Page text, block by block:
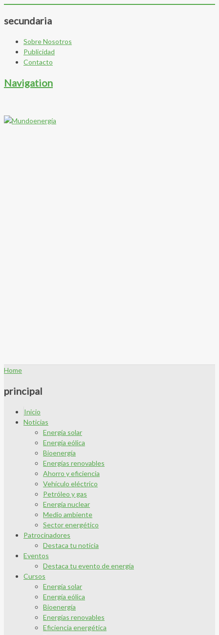
secundaria
Sobre Nosotros
Publicidad
Contacto
Navigation
Home
principal
Inicio
Noticias
Energía solar
Energía eólica
Bioenergía
Energías renovables
Ahorro y eficiencia
Vehículo eléctrico
Petróleo y gas
Energía nuclear
Medio ambiente
Sector energético
Patrocinadores
Destaca tu noticia
Eventos
Destaca tu evento de energía
Cursos
Energía solar
Energía eólica
Bioenergía
Energías renovables
Eficiencia energética